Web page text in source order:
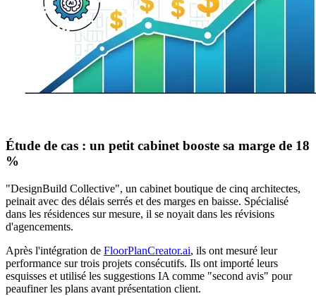
Étude de cas : un petit cabinet booste sa marge de 18
%
"DesignBuild Collective", un cabinet boutique de cinq architectes,
peinait avec des délais serrés et des marges en baisse. Spécialisé
dans les résidences sur mesure, il se noyait dans les révisions
d'agencements.
Après l'intégration de FloorPlanCreator.ai, ils ont mesuré leur
performance sur trois projets consécutifs. Ils ont importé leurs
esquisses et utilisé les suggestions IA comme "second avis" pour
peaufiner les plans avant présentation client.